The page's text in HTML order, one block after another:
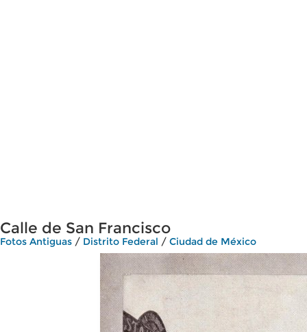
Calle de San Francisco
Fotos Antiguas / Distrito Federal / Ciudad de México